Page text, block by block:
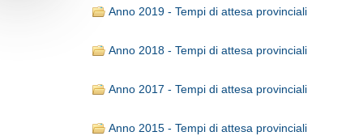
Anno 2019 - Tempi di attesa provinciali
Anno 2018 - Tempi di attesa provinciali
Anno 2017 - Tempi di attesa provinciali
Anno 2015 - Tempi di attesa provinciali